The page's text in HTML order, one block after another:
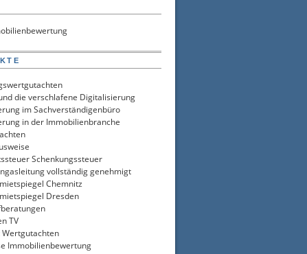
die verschlafene Digitalisierung
im Sachverständigenbüro
in der Immobilienbranche
Schenkungssteuer
vollständig genehmigt
Chemnitz
Dresden
TV
Wertgutachten
Immobilienbewertung